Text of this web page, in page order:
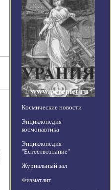
Космические новости
Энциклопедия
космонавтика
Энциклопедия
"Естествознание"
Журнальный зал
Физматлит